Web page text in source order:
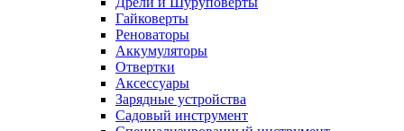
Гайковерты
Реноваторы
Аккумуляторы
Отвертки
Аксессуары
Зарядные устройства
Садовый инструмент